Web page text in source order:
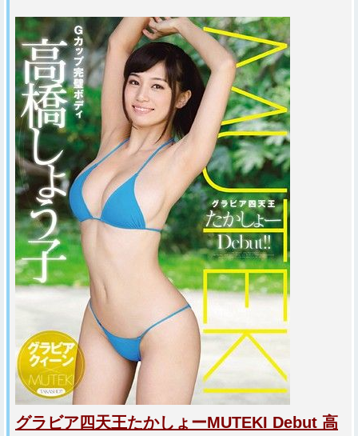
グラビア四天王たかしょーMUTEKI Debut 高